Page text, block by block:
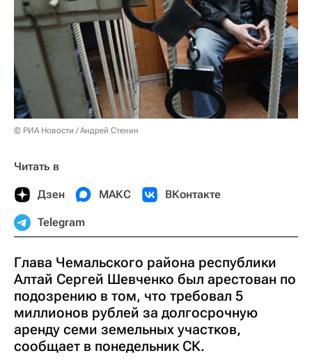
© РИА Новости / Андрей Стенин
Читать в
Дзен МАКС ВКонтакте
Telegram
Глава Чемальского района республики
Алтай Сергей Шевченко был арестован по
подозрению в том, что требовал 5
миллионов рублей за долгосрочную
аренду семи земельных участков,
сообщает в понедельник СК.